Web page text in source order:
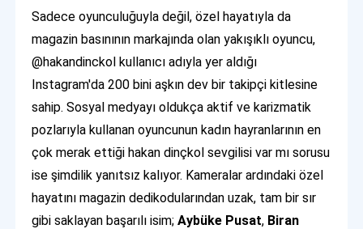
Sadece oyunculuğuyla değil, özel hayatıyla da
magazin basınının markajında olan yakışıklı oyuncu,
@hakandinckol kullanıcı adıyla yer aldığı
Instagram'da 200 bini aşkın dev bir takipçi kitlesine
sahip. Sosyal medyayı oldukça aktif ve karizmatik
pozlarıyla kullanan oyuncunun kadın hayranlarının en
çok merak ettiği hakan dinçkol sevgilisi var mı sorusu
ise şimdilik yanıtsız kalıyor. Kameralar ardındaki özel
hayatını magazin dedikodularından uzak, tam bir sır
gibi saklayan başarılı isim;Aybüke Pusat, Biran